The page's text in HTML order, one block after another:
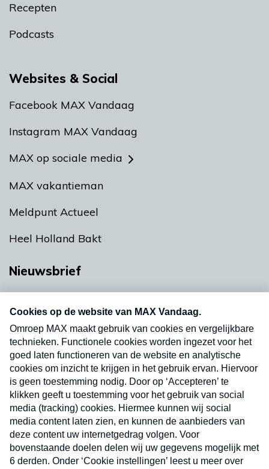
Recepten
Podcasts
Websites & Social
Facebook MAX Vandaag
Instagram MAX Vandaag
MAX op sociale media
MAX vakantieman
Meldpunt Actueel
Heel Holland Bakt
Nieuwsbrief
nieuwsbrief. Elke vrijdag- en dinsdagochtend in
uw mailbox.
Verzend